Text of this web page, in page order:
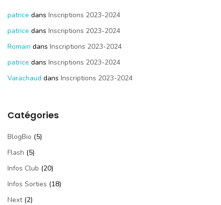
patrice dans Inscriptions 2023-2024
patrice dans Inscriptions 2023-2024
Romain dans Inscriptions 2023-2024
patrice dans Inscriptions 2023-2024
Varachaud dans Inscriptions 2023-2024
Catégories
BlogBio (5)
Flash (5)
Infos Club (20)
Infos Sorties (18)
Next(2)